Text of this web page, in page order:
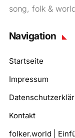
song, folk &
Navigation
Startseite
Impressum
Kontakt
folker.world |